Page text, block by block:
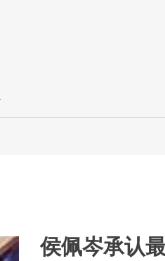
侯佩岑承认